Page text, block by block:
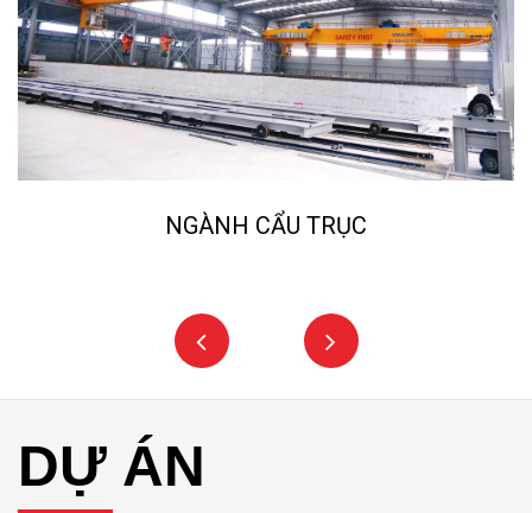
NGÀNH CẨU TRỤC
DỰ ÁN